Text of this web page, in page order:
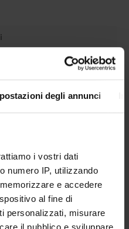
degli annunci
i vostri dati
numero IP, utilizzando
e accedere
al fine di
personalizzati, misurare
il pubblico e sviluppare
relativo
SUPERIORE